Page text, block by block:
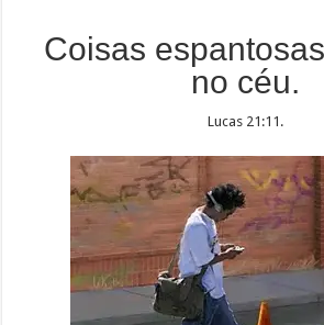
Coisas
no céu.
Lucas 21:11.